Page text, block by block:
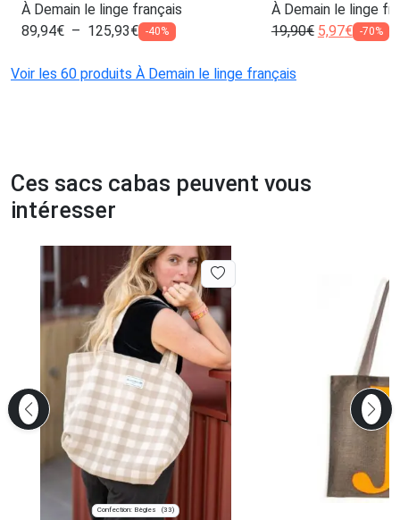
À Demain le linge français
89,94€ – 125,93€ -40%
À Demain le linge
19,90€ 5,97€ -70%
Voir les 60 produits À Demain le linge français
Ces sacs cabas peuvent vous
intéresser
Confection: Bègles (33)